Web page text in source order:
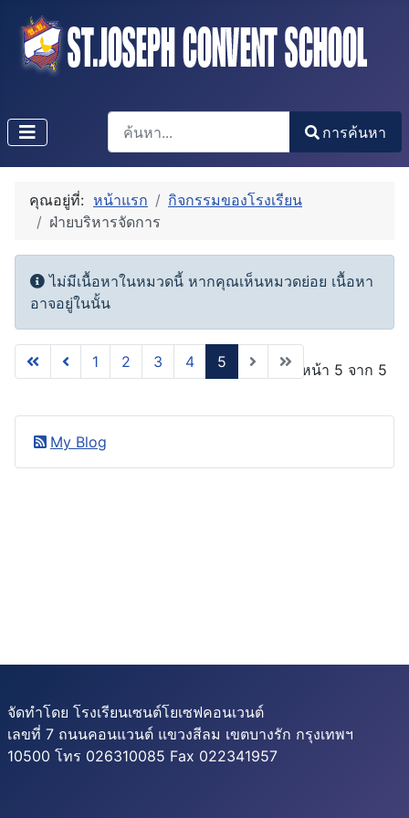
การค้นหา
Type 2 or more characters for results.
การค้นหา
คุณอยู่ที่: หน้าแรก
กิจกรรมของโรงเรียน
ฝ่ายบริหารจัดการ
Info
ไม่มีเนื้อหาในหมวดนี้ หากคุณเห็นหมวดย่อย เนื้อหา
อาจอยู่ในนั้น
หน้า 5 จาก 5
1 2 3 4 5
My Blog
จัดทำโดย โรงเรียนเซนต์โยเซฟคอนเวนต์
เลขที่ 7 ถนนคอนแวนต์ แขวงสีลม เขตบางรัก กรุงเทพฯ
10500 โทร 026310085 Fax 022341957